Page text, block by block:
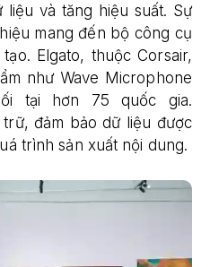
và tăng hiệu suất. Sự
mang đến bộ công cụ
Elgato, thuộc Corsair,
như Wave Microphone
tại hơn 75 quốc gia.
đảm bảo dữ liệu được
trình sản xuất nội dung.